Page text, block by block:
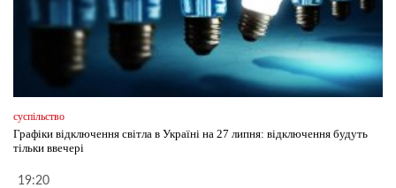
суспільство
Графіки відключення світла в Україні на 27 липня: відключення будуть
тільки ввечері
19:20